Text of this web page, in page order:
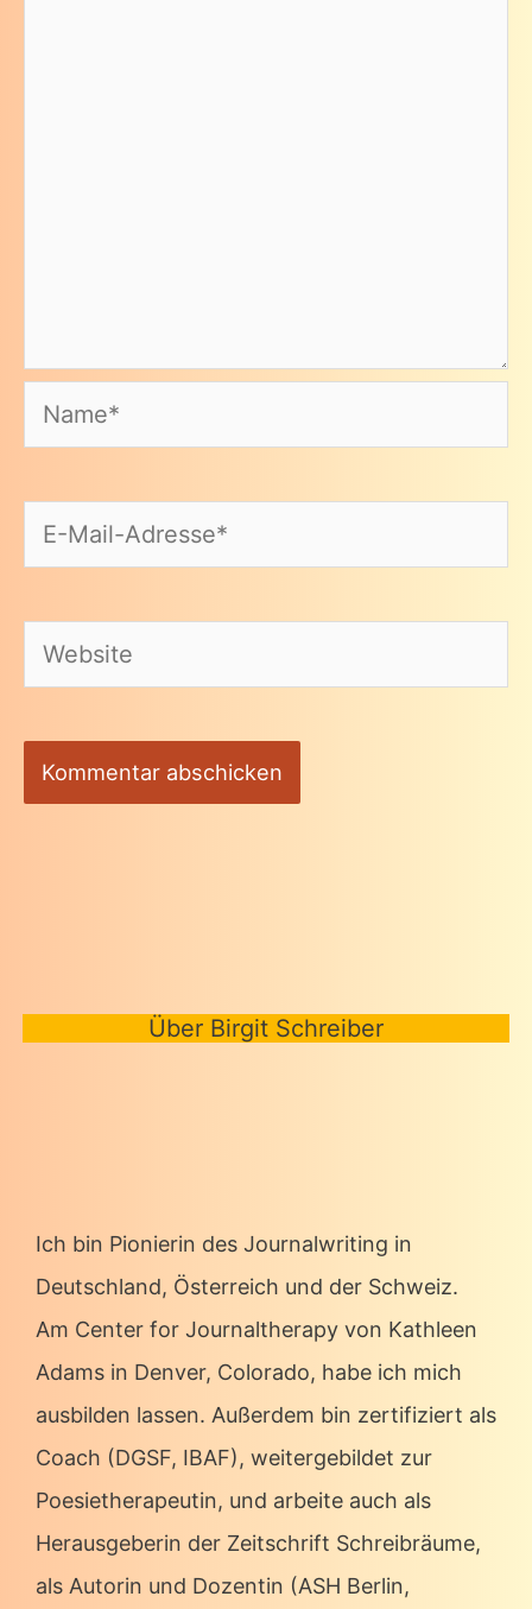
Name*
E-
Mail-
Website
Über Birgit Schreiber
Ich bin Pionierin des Journalwriting in
Deutschland, Österreich und der Schweiz.
Am Center for Journaltherapy von Kathleen
Adams in Denver, Colorado, habe ich mich
ausbilden lassen. Außerdem bin zertifiziert als
Coach (DGSF, IBAF), weitergebildet zur
Poesietherapeutin, und arbeite auch als
Herausgeberin der Zeitschrift Schreibräume,
als Autorin und Dozentin (ASH Berlin,